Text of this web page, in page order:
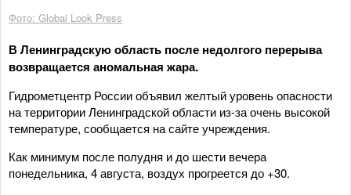
Фото: Global Look Press
В Ленинградскую область после недолгого перерыва
возвращается аномальная жара.
Гидрометцентр России объявил желтый уровень опасности
на территории Ленинградской области из-за очень высокой
температуре, сообщается на сайте учреждения.
Как минимум после полудня и до шести вечера
понедельника, 4 августа, воздух прогреется до +30.